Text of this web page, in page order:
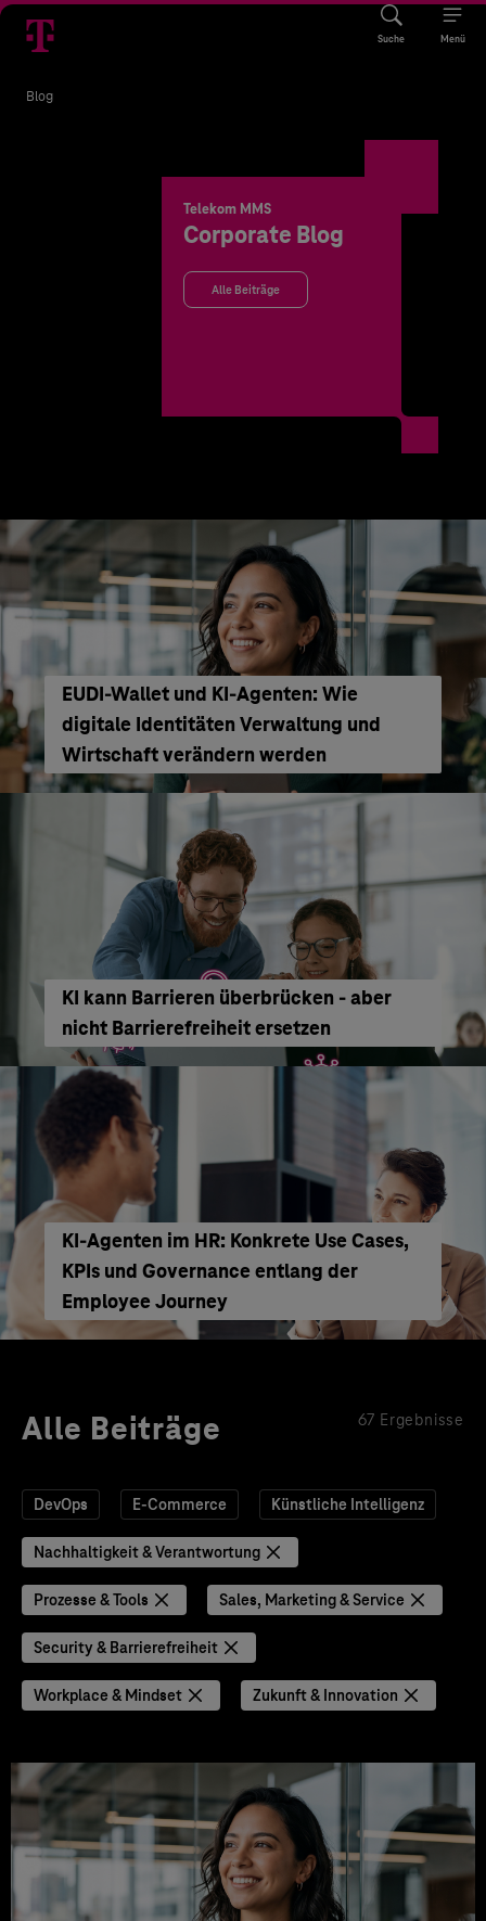
Suche Menü
Blog
Telekom MMS
Corporate Blog
Alle Beiträge
EUDI-Wallet und KI-Agenten: Wie
digitale Identitäten Verwaltung und
Wirtschaft verändern werden
KI kann Barrieren überbrücken - aber
nicht Barrierefreiheit ersetzen
KI‑Agenten im HR: Konkrete Use Cases,
KPIs und Governance entlang der
Employee Journey
Alle Beiträge 67 Ergebnisse
DevOps E-Commerce Künstliche Intelligenz
Nachhaltigkeit & Verantwortung
Prozesse & Tools Sales, Marketing & Service
Security & Barrierefreiheit
Workplace & Mindset Zukunft & Innovation